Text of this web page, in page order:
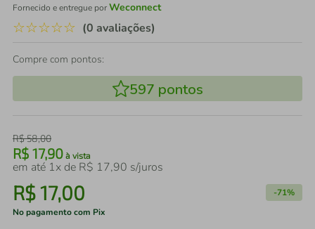
Fornecido e entregue porWeconnect
☆☆☆☆☆ (0 avaliações)
Compre com pontos:
597 pontos
R$58,00
R$ 17,90 à vista
em até 1x de R$ 17,90 s/juros
R$17,00 -71%
No pagamento com Pix